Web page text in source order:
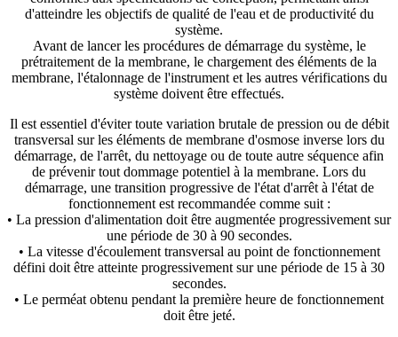
d'atteindre les objectifs de qualité de l'eau et de productivité du
système.
Avant de lancer les procédures de démarrage du système, le
prétraitement de la membrane, le chargement des éléments de la
membrane, l'étalonnage de l'instrument et les autres vérifications du
système doivent être effectués.
Il est essentiel d'éviter toute variation brutale de pression ou de débit
transversal sur les éléments de membrane d'osmose inverse lors du
démarrage, de l'arrêt, du nettoyage ou de toute autre séquence afin
de prévenir tout dommage potentiel à la membrane. Lors du
démarrage, une transition progressive de l'état d'arrêt à l'état de
fonctionnement est recommandée comme suit :
• La pression d'alimentation doit être augmentée progressivement sur
une période de 30 à 90 secondes.
• La vitesse d'écoulement transversal au point de fonctionnement
défini doit être atteinte progressivement sur une période de 15 à 30
secondes.
• Le perméat obtenu pendant la première heure de fonctionnement
doit être jeté.